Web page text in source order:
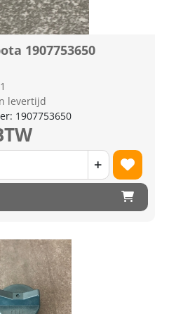
1907753650
levertijd
1907753650
+